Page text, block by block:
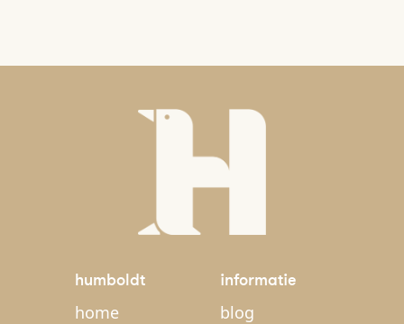
humboldt
home
informatie
blog